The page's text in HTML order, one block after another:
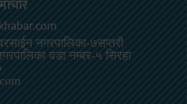
नगरपालिका-७सप्तरी
वडा नम्बर-५ सिरहा